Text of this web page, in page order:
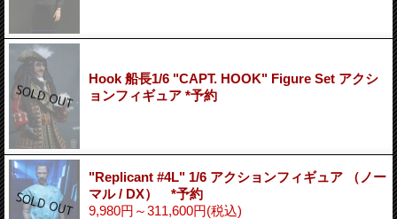
Hook 船長1/6 "CAPT. HOOK" Figure Set アクシ
ョンフィギュア *予約
"Replicant #4L" 1/6 アクションフィギュア （ノー
マル / DX） *予約
9,980円～311,600円(税込)